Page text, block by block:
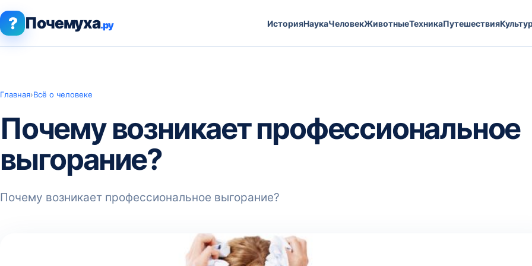
? Почемуха.ру ИсторияНаукаЧеловекЖивотныеТехникаПутешествия
Главная›Всё о человеке
Почему возникает профессиональное
выгорание?
Почему возникает профессиональное выгорание?